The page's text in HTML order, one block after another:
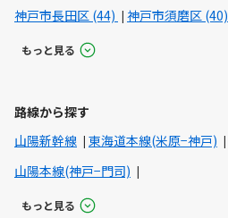
神戸市長田区 (44)
神戸市須磨区 (40)
もっと見る
路線から探す
山陽新幹線
東海道本線(米原−神戸)
山陽本線(神戸−門司)
もっと見る